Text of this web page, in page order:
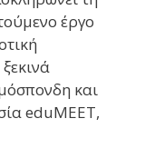
έργο
και
eduMEET,